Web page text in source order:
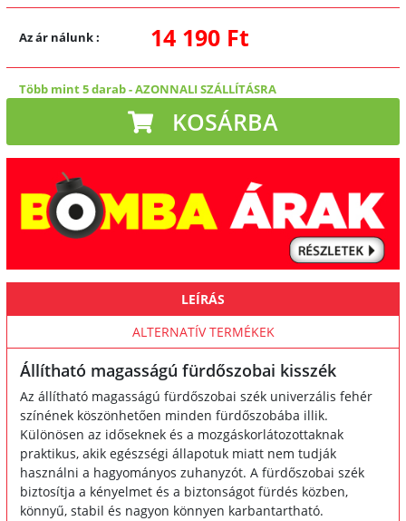
Az ár nálunk: 14 190 Ft
Több mint 5 darab-AZONNALI SZÁLLÍTÁSRA
KOSÁRBA
LEÍRÁS
ALTERNATÍV TERMÉKEK
Állítható magasságú fürdőszobai kisszék
Az állítható magasságú fürdőszobai szék univerzális fehér
színének köszönhetően minden fürdőszobába illik.
Különösen az időseknek és a mozgáskorlátozottaknak
praktikus, akik egészségi állapotuk miatt nem tudják
használni a hagyományos zuhanyzót. A fürdőszobai szék
biztosítja a kényelmet és a biztonságot fürdés közben,
könnyű, stabil és nagyon könnyen karbantartható.